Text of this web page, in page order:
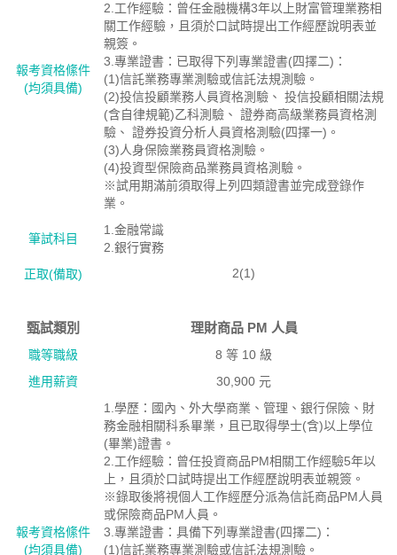
報考資格絛件
(均須具備)
2.工作經驗：曾任金融機構3年以上財富管理業務相
關工作經驗，且須於口試時提出工作經歷說明表並
親簽。
3.專業證書：已取得下列專業證書(四擇二)：
(1)信託業務專業測驗或信託法規測驗。
(2)投信投顧業務人員資格測驗、 投信投顧相關法規
(含自律規範)乙科測驗、 證券商高級業務員資格測
驗、 證券投資分析人員資格測驗(四擇一)。
(3)人身保險業務員資格測驗。
(4)投資型保險商品業務員資格測驗。
※試用期滿前須取得上列四類證書並完成登錄作
業。
筆試科目
1.金融常識
2.銀行實務
正取(備取)
2(1)
甄試類別 理財商品 PM 人員
職等職級
8 等 10 級
進用薪資
30,900 元
報考資格絛件
(均須具備)
1.學歷：國內、外大學商業、管理、銀行保險、財
務金融相關科系畢業，且已取得學士(含)以上學位
(畢業)證書。
2.工作經驗：曾任投資商品PM相關工作經驗5年以
上，且須於口試時提出工作經歷說明表並親簽。
※錄取後將視個人工作經歷分派為信託商品PM人員
或保險商品PM人員。
3.專業證書：具備下列專業證書(四擇二)：
(1)信託業務專業測驗或信託法規測驗。